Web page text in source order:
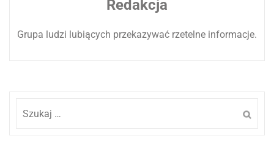
Redakcja
Grupa ludzi lubiących przekazywać rzetelne informacje.